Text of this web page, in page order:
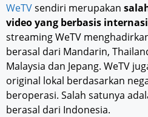
WeTVsendiri merupakan
video yang berbasis
streaming WeTV
berasal dari Mandarin,
Malaysia dan Jepang. WeTV
original lokal berdasarkan
beroperasi. Salah satunya
berasal dari Indonesia.